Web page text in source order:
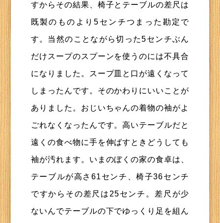
すからその結果、椅子とテーブルの差尺は
既製のものより5センチつまった勘定で
す。当然のことながら切った5センチぶん
だけスープのスプーンを使うのには不具合
になりました。スープ皿と口が遠くなって
しまったんです。そのかわりにいいことが
ありました。おじいちゃんの着物の袖がよ
ごれなくなったんです。高いテーブルだと
遠くの食べ物に手を伸ばすときどうしても
袖が汚れます。いまのぼくの家の食卓は、
テーブルが高さ61センチ、椅子36センチ
ですからその差尺は25センチ。差尺が少
ないんでテーブルの下でゆっくり足を組ん